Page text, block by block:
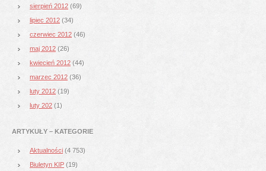
sierpień 2012 (69)
lipiec 2012 (34)
czerwiec 2012 (46)
maj 2012 (26)
kwiecień 2012 (44)
marzec 2012 (36)
luty 2012 (19)
luty 202 (1)
ARTYKUŁY – KATEGORIE
Aktualności (4 753)
Biuletyn KIP (19)